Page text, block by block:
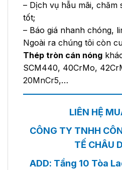
– Dịch vụ hẫu mãi, chăm
tốt;
– Báo giá nhanh chóng,
Ngoài ra chúng tôi còn
Thép tròn cán nóng
SCM440, 40CrMo,
20MnCr5,…
LIÊN HỆ
CÔNG TY TNHH
TẾ CHÂU
ADD: Tầng 10 Tòa